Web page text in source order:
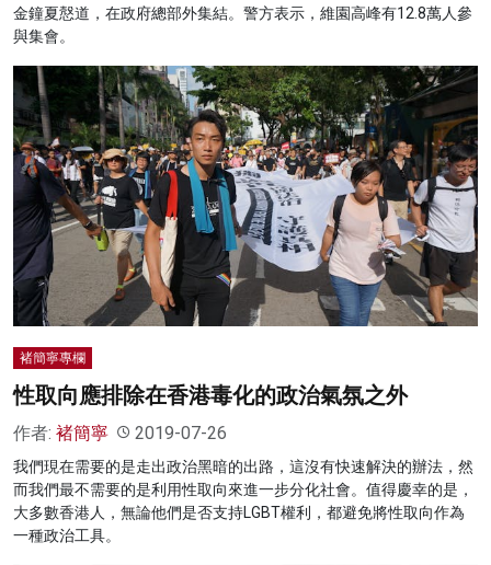
金鐘夏慤道，在政府總部外集結。警方表示，維園高峰有12.8萬人參
與集會。
褚簡寧專欄
性取向應排除在香港毒化的政治氣氛之外
作者: 褚簡寧 2019-07-26
我們現在需要的是走出政治黑暗的出路，這沒有快速解決的辦法，然
而我們最不需要的是利用性取向來進一步分化社會。值得慶幸的是，
大多數香港人，無論他們是否支持LGBT權利，都避免將性取向作為
一種政治工具。